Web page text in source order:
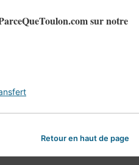
sur notre
Retour en haut de page